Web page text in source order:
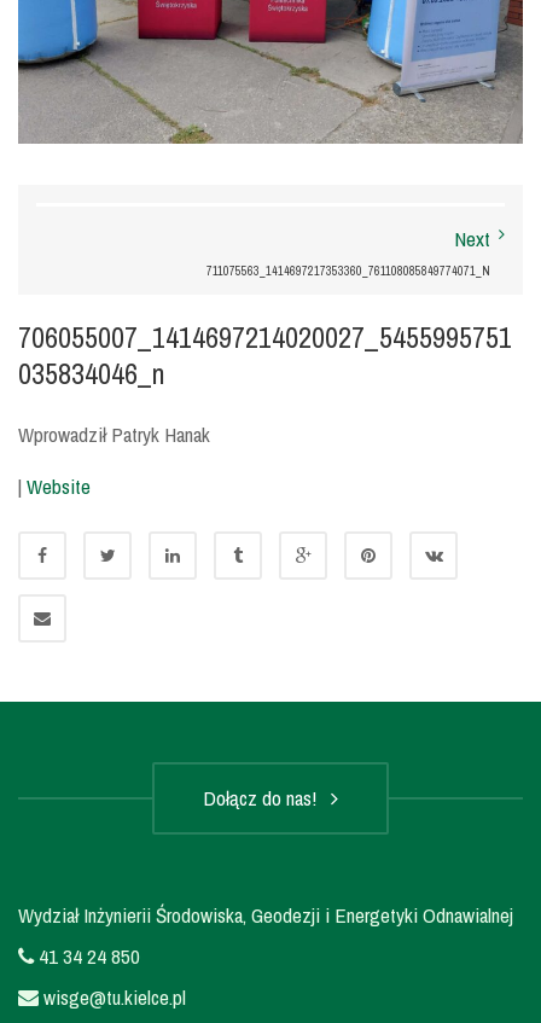
Next
711075563_1414697217353360_761108085849774071_N
706055007_1414697214020027_5455995751
035834046_n
Wprowadził Patryk Hanak
| Website
Dołącz do nas!
Wydział Inżynierii Środowiska, Geodezji i Energetyki Odnawialnej
41 34 24 850
wisge@tu.kielce.pl